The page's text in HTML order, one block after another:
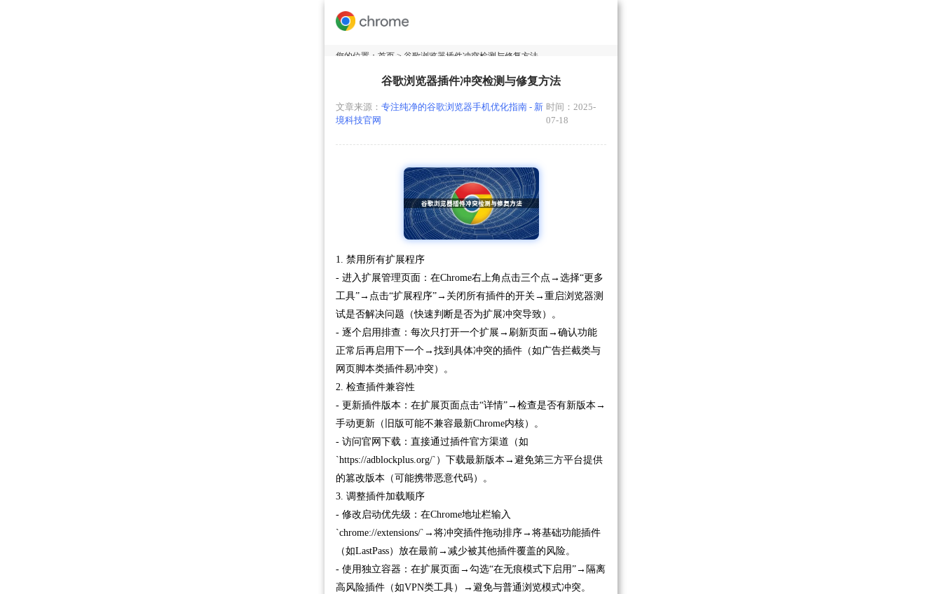
您的位置： 首页 > 谷歌浏览器插件冲突检测与修复方法
谷歌浏览器插件冲突检测与修复方法
文章来源： 专注纯净的谷歌浏览器手机优化指南 - 新
境科技官网
时间：2025-
07-18
1. 禁用所有扩展程序
- 进入扩展管理页面：在Chrome右上角点击三个点→选择“更多
工具”→点击“扩展程序”→关闭所有插件的开关→重启浏览器测
试是否解决问题（快速判断是否为扩展冲突导致）。
- 逐个启用排查：每次只打开一个扩展→刷新页面→确认功能
正常后再启用下一个→找到具体冲突的插件（如广告拦截类与
网页脚本类插件易冲突）。
2. 检查插件兼容性
- 更新插件版本：在扩展页面点击“详情”→检查是否有新版本→
手动更新（旧版可能不兼容最新Chrome内核）。
- 访问官网下载：直接通过插件官方渠道（如
`https://adblockplus.org/`）下载最新版本→避免第三方平台提供
的篡改版本（可能携带恶意代码）。
3. 调整插件加载顺序
- 修改启动优先级：在Chrome地址栏输入
`chrome://extensions/`→将冲突插件拖动排序→将基础功能插件
（如LastPass）放在最前→减少被其他插件覆盖的风险。
- 使用独立容器：在扩展页面→勾选“在无痕模式下启用”→隔离
高风险插件（如VPN类工具）→避免与普通浏览模式冲突。